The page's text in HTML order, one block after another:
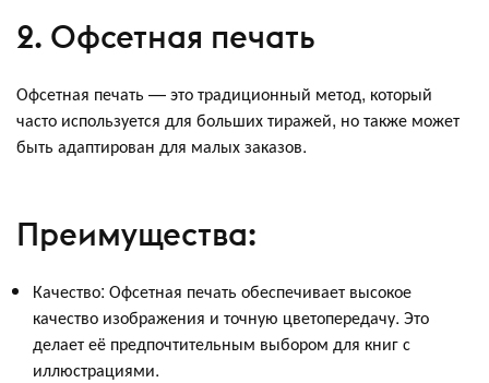
2. Офсетная печать
Офсетная печать — это традиционный метод, который
часто используется для больших тиражей, но также может
быть адаптирован для малых заказов.
Преимущества:
Качество: Офсетная печать обеспечивает высокое
качество изображения и точную цветопередачу. Это
делает её предпочтительным выбором для книг с
иллюстрациями.